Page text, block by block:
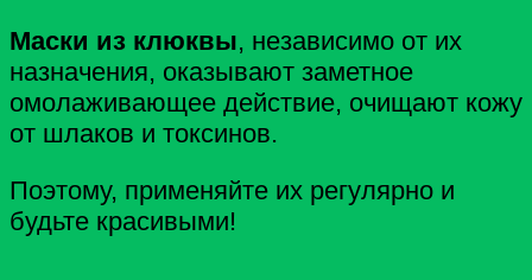
Маски из клюквы, независимо от их
назначения, оказывают заметное
омолаживающее действие, очищают кожу
от шлаков и токсинов.
Поэтому, применяйте их регулярно и
будьте красивыми!